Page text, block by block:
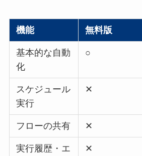
機能 無料版
基本的な自動
化
○
スケジュール
実行
✕
フローの共有 ✕
実行履歴・エ
✕